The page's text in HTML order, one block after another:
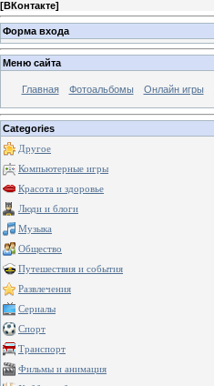
[ВКонтакте]
Форма входа
Меню сайта
Главная Фотоальбомы Онлайн игры
Categories
Другое
Компьютерные игры
Красота и здоровье
Люди и блоги
Музыка
Общество
Путешествия и события
Развлечения
Сериалы
Спорт
Транспорт
Фильмы и анимация